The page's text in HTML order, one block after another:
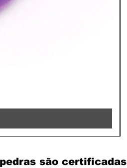
são certificadas